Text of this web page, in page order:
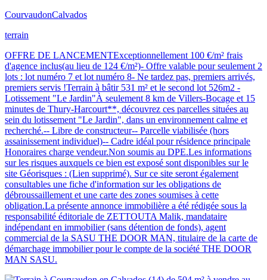
CourvaudonCalvados
terrain
OFFRE DE LANCEMENTExceptionnellement 100 €/m² frais
d'agence inclus(au lieu de 124 €/m²)- Offre valable pour seulement 2
lots : lot numéro 7 et lot numéro 8- Ne tardez pas, premiers arrivés,
premiers servis !Terrain à bâtir 531 m² et le second lot 526m2 -
Lotissement "Le Jardin"À seulement 8 km de Villers-Bocage et 15
minutes de Thury-Harcourt**, découvrez ces parcelles situées au
sein du lotissement "Le Jardin", dans un environnement calme et
recherché.-- Libre de constructeur-- Parcelle viabilisée (hors
assainissement individuel)-- Cadre idéal pour résidence principale
Honoraires charge vendeur.Non soumis au DPE.Les informations
sur les risques auxquels ce bien est exposé sont disponibles sur le
site Géorisques : (Lien supprimé). Sur ce site seront également
consultables une fiche d'information sur les obligations de
débroussaillement et une carte des zones soumises à cette
obligation.La présente annonce immobilière a été rédigée sous la
responsabilité éditoriale de ZETTOUTA Malik, mandataire
indépendant en immobilier (sans détention de fonds), agent
commercial de la SASU THE DOOR MAN, titulaire de la carte de
démarchage immobilier pour le compte de la société THE DOOR
MAN SASU.